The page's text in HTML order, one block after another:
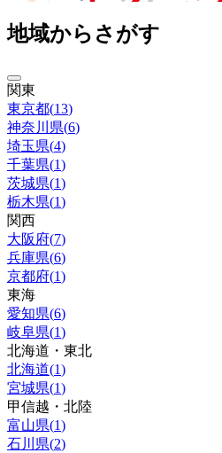
地域からさがす
関東
東京都(13)
神奈川県(6)
埼玉県(4)
千葉県(1)
茨城県(1)
栃木県(1)
関西
大阪府(7)
兵庫県(6)
京都府(1)
東海
愛知県(6)
岐阜県(1)
北海道・東北
北海道(1)
宮城県(1)
甲信越・北陸
富山県(1)
石川県(2)